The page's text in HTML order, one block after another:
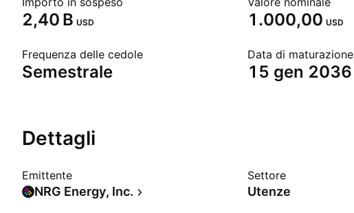
‪2,40 B‬ USD 1.000,00 USD
Frequenza delle cedole
Semestrale
Data di maturazione
15 gen 2036
Dettagli
Emittente
NRG Energy, Inc.
Settore
Utenze